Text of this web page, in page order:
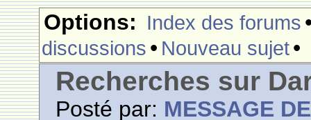
Options: Index des forums
discussions • Nouveau sujet•
Recherches sur
Posté par: MESSAGE